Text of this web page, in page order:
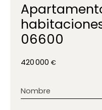
06600
420 000 €
Nombre